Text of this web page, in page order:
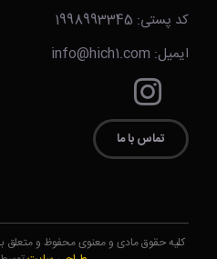
کد پستی: 1998993345
ایمیل: info@hich1.com
تماس با ما
کلیه حقوق مادی و معنوی محفوظ و